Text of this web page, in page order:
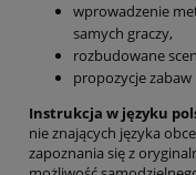
wprowadzenie
samych graczy,
rozbudowane
propozycje
Instrukcja w języku
nie znających języka
zapoznania się z